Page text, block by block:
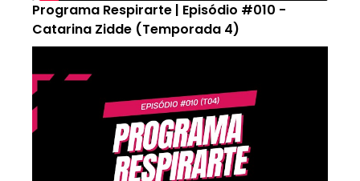
Programa Respirarte | Episódio #010 -
Catarina Zidde (Temporada 4)